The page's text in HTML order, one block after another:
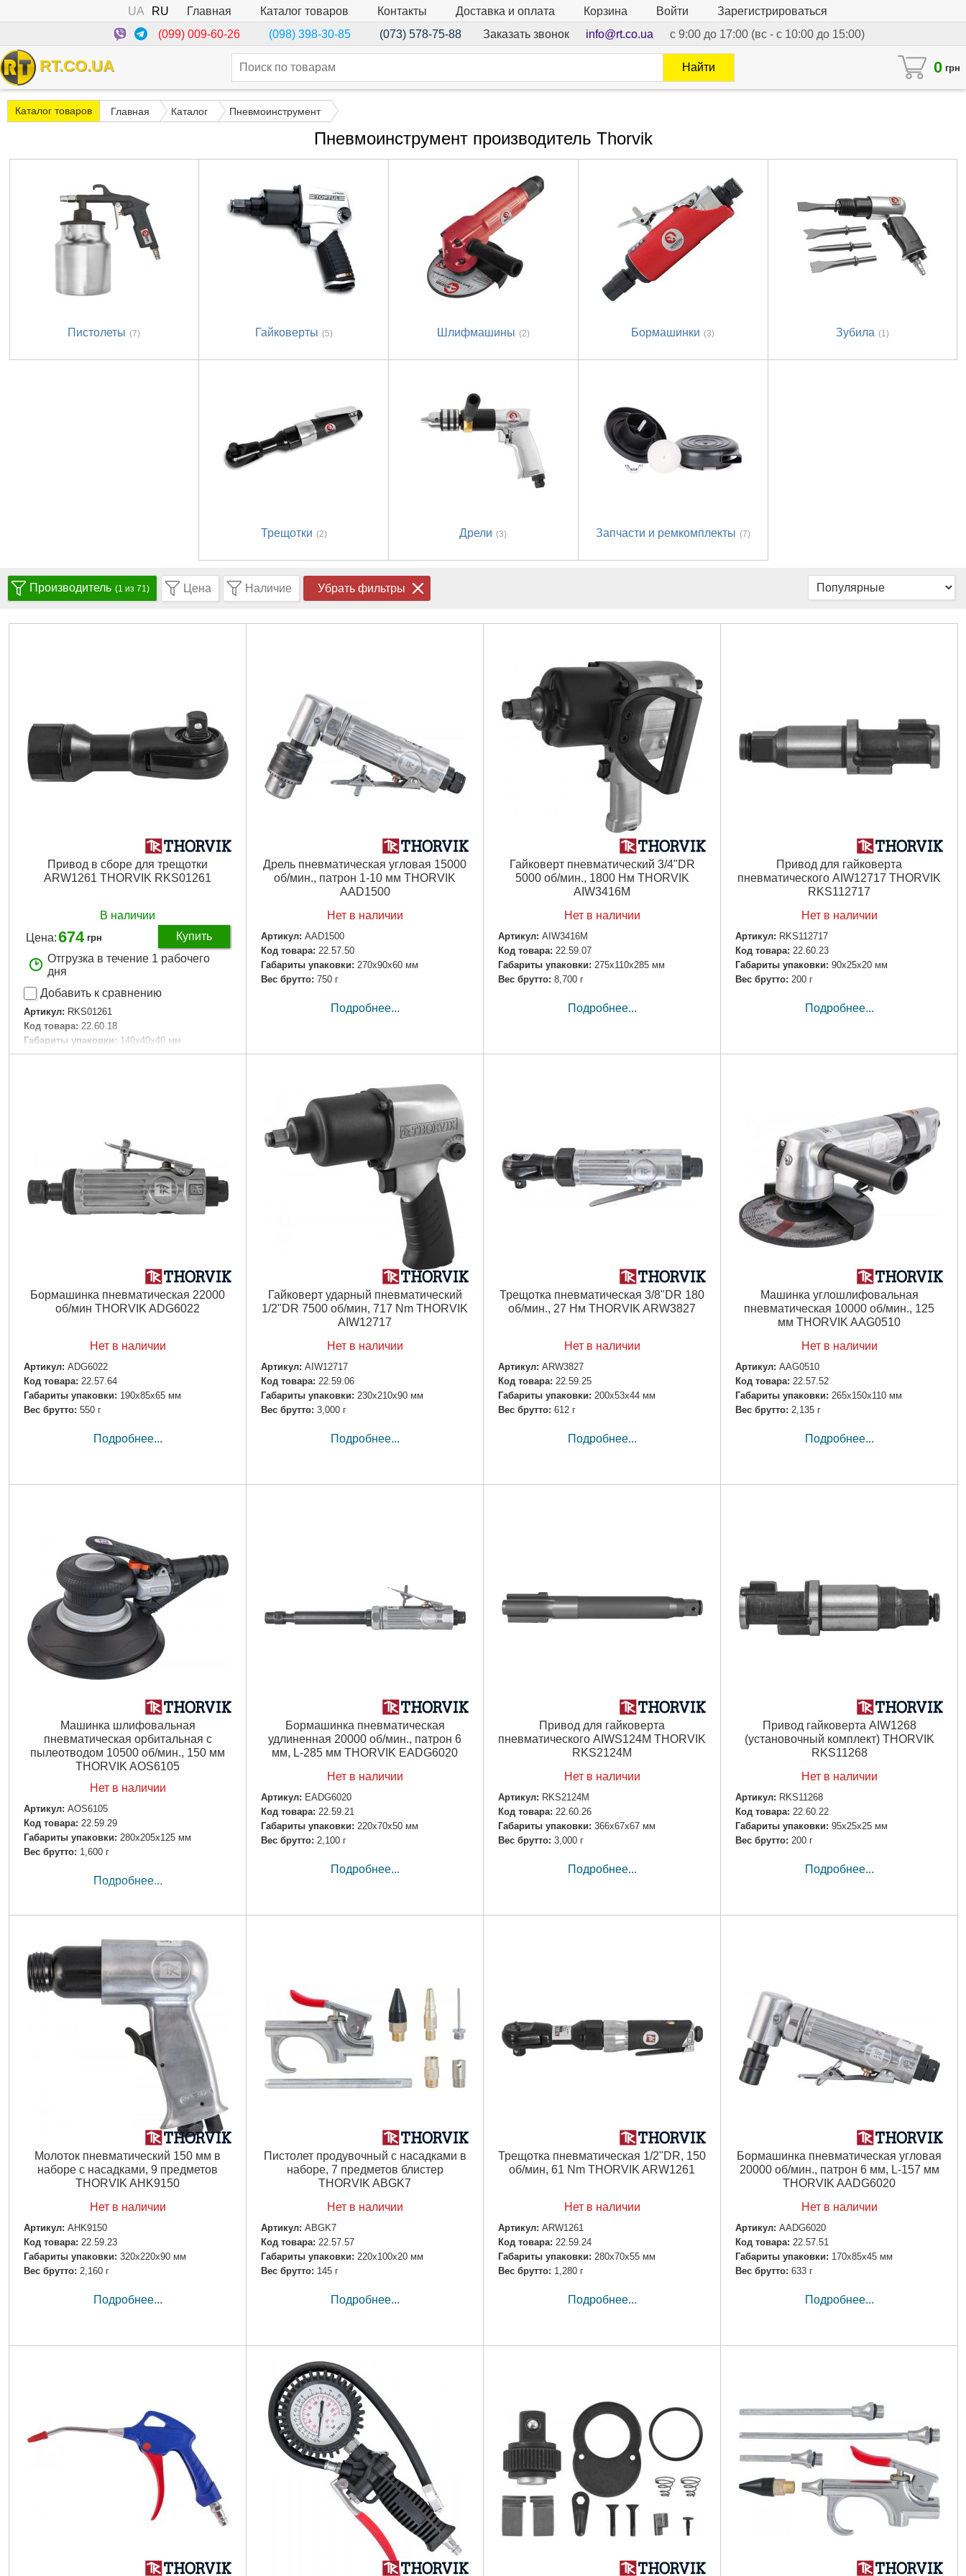
UA RU Главная Каталог товаров Контакты Доставка и оплата Корзина Войти
Зарегистрироваться
(099) 009-60-26
(098) 398-30-85 (073) 578-75-88 Заказать звонок info@rt.co.ua с 9:00 до 17:00 (вс - с 10:00 до 15:00)
RT.CO.UA 0 грн
Найти
Каталог товаров Главная Каталог Пневмоинструмент
Пневмоинструмент производитель Thorvik
Пистолеты (7) Гайковерты (5) Шлифмашины (2) Бормашинки (3) Зубила (1)
Трещотки (2) Дрели (3) Запчасти и ремкомплекты (7)
Производитель (1 из 71) Цена Наличие Убрать фильтры
Привод в сборе для трещотки
ARW1261 THORVIK RKS01261
В наличии
Цена:674 грн
Купить
Отгрузка в течение 1 рабочего
дня
Добавить к сравнению
Артикул: RKS01261
Код товара: 22.60.18
Габариты упаковки: 140x40x40 мм
Вес брутто: 700 г
Дрель пневматическая угловая 15000
об/мин., патрон 1-10 мм THORVIK
AAD1500
Нет в наличии
Артикул: AAD1500
Код товара: 22.57.50
Габариты упаковки: 270x90x60 мм
Вес брутто: 750 г
Подробнее...
Гайковерт пневматический 3/4"DR
5000 об/мин., 1800 Нм THORVIK
AIW3416M
Нет в наличии
Артикул: AIW3416M
Код товара: 22.59.07
Габариты упаковки: 275x110x285 мм
Вес брутто: 8,700 г
Подробнее...
Привод для гайковерта
пневматического AIW12717 THORVIK
RKS112717
Нет в наличии
Артикул: RKS112717
Код товара: 22.60.23
Габариты упаковки: 90x25x20 мм
Вес брутто: 200 г
Подробнее...
Бормашинка пневматическая 22000
об/мин THORVIK ADG6022
Нет в наличии
Артикул: ADG6022
Код товара: 22.57.64
Габариты упаковки: 190x85x65 мм
Вес брутто: 550 г
Подробнее...
Гайковерт ударный пневматический
1/2"DR 7500 об/мин, 717 Nm THORVIK
AIW12717
Нет в наличии
Артикул: AIW12717
Код товара: 22.59.06
Габариты упаковки: 230x210x90 мм
Вес брутто: 3,000 г
Подробнее...
Трещотка пневматическая 3/8"DR 180
об/мин., 27 Нм THORVIK ARW3827
Нет в наличии
Артикул: ARW3827
Код товара: 22.59.25
Габариты упаковки: 200x53x44 мм
Вес брутто: 612 г
Подробнее...
Машинка углошлифовальная
пневматическая 10000 об/мин., 125
мм THORVIK AAG0510
Нет в наличии
Артикул: AAG0510
Код товара: 22.57.52
Габариты упаковки: 265x150x110 мм
Вес брутто: 2,135 г
Подробнее...
Машинка шлифовальная
пневматическая орбитальная с
пылеотводом 10500 об/мин., 150 мм
THORVIK AOS6105
Нет в наличии
Артикул: AOS6105
Код товара: 22.59.29
Габариты упаковки: 280x205x125 мм
Вес брутто: 1,600 г
Подробнее...
Бормашинка пневматическая
удлиненная 20000 об/мин., патрон 6
мм, L-285 мм THORVIK EADG6020
Нет в наличии
Артикул: EADG6020
Код товара: 22.59.21
Габариты упаковки: 220x70x50 мм
Вес брутто: 2,100 г
Подробнее...
Привод для гайковерта
пневматического AIWS124M THORVIK
RKS2124M
Нет в наличии
Артикул: RKS2124M
Код товара: 22.60.26
Габариты упаковки: 366x67x67 мм
Вес брутто: 3,000 г
Подробнее...
Привод гайковерта AIW1268
(установочный комплект) THORVIK
RKS11268
Нет в наличии
Артикул: RKS11268
Код товара: 22.60.22
Габариты упаковки: 95x25x25 мм
Вес брутто: 200 г
Подробнее...
Молоток пневматический 150 мм в
наборе с насадками, 9 предметов
THORVIK AHK9150
Нет в наличии
Артикул: AHK9150
Код товара: 22.59.23
Габариты упаковки: 320x220x90 мм
Вес брутто: 2,160 г
Подробнее...
Пистолет продувочный с насадками в
наборе, 7 предметов блистер
THORVIK ABGK7
Нет в наличии
Артикул: ABGK7
Код товара: 22.57.57
Габариты упаковки: 220x100x20 мм
Вес брутто: 145 г
Подробнее...
Трещотка пневматическая 1/2"DR, 150
об/мин, 61 Nm THORVIK ARW1261
Нет в наличии
Артикул: ARW1261
Код товара: 22.59.24
Габариты упаковки: 280x70x55 мм
Вес брутто: 1,280 г
Подробнее...
Бормашинка пневматическая угловая
20000 об/мин., патрон 6 мм, L-157 мм
THORVIK AADG6020
Нет в наличии
Артикул: AADG6020
Код товара: 22.57.51
Габариты упаковки: 170x85x45 мм
Вес брутто: 633 г
Подробнее...